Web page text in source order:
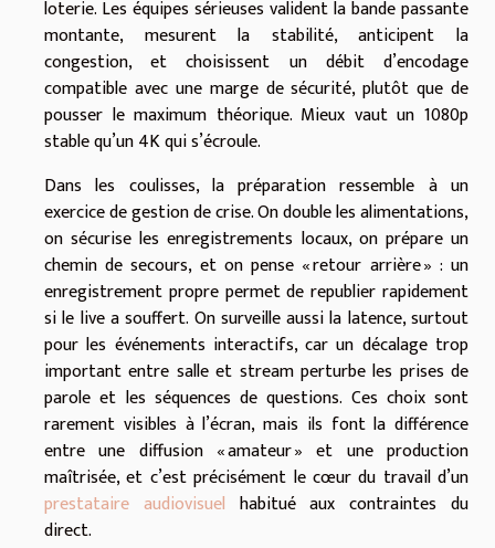
loterie. Les équipes sérieuses valident la bande passante
montante, mesurent la stabilité, anticipent la
congestion, et choisissent un débit d’encodage
compatible avec une marge de sécurité, plutôt que de
pousser le maximum théorique. Mieux vaut un 1080p
stable qu’un 4K qui s’écroule.
Dans les coulisses, la préparation ressemble à un
exercice de gestion de crise. On double les alimentations,
on sécurise les enregistrements locaux, on prépare un
chemin de secours, et on pense « retour arrière » : un
enregistrement propre permet de republier rapidement
si le live a souffert. On surveille aussi la latence, surtout
pour les événements interactifs, car un décalage trop
important entre salle et stream perturbe les prises de
parole et les séquences de questions. Ces choix sont
rarement visibles à l’écran, mais ils font la différence
entre une diffusion « amateur » et une production
maîtrisée, et c’est précisément le cœur du travail d’un
prestataire audiovisuel habitué aux contraintes du
direct.